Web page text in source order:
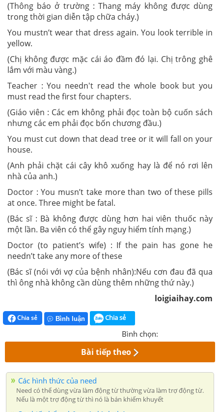
(Thông báo ở trường : Thang máy không được dùng
trong thời gian diễn tập chữa cháy.)
You mustn’t wear that dress again. You look terrible in
yellow.
(Chị không được mặc cái áo đầm đó lại. Chị trông ghê
lắm với màu vàng.)
Teacher : You needn't read the whole book but you
must read the first four chapters.
(Giáo viên : Các em không phải đọc toàn bộ cuốn sách
nhưng các em phải đọc bốn chương đầu.)
You must cut down that dead tree or it will fall on your
house.
(Anh phải chặt cái cây khô xuống hay là để nó rơi lên
nhà của anh.)
Doctor : You musn’t take more than two of these pills
at once. Three might be fatal.
(Bác sĩ : Bà không được dùng hơn hai viên thuốc này
một lần. Ba viên có thể gây nguy hiểm tính mạng.)
Doctor (to patient’s wife) : If the pain has gone he
needn’t take any more of these
(Bác sĩ (nói với vợ của bệnh nhân):Nếu cơn đau đã qua
thì ông nhà không cần dùng thêm những thứ này.)
loigiaihay.com
Chia sẻ Bình luận Chia sẻ
Bình chọn:
Bài tiếp theo
Các hình thức của need
Need có thể dùng vừa làm động từ thường vừa làm trợ động từ.
Nếu là một trợ động từ thì nó là bán khiếm khuyết